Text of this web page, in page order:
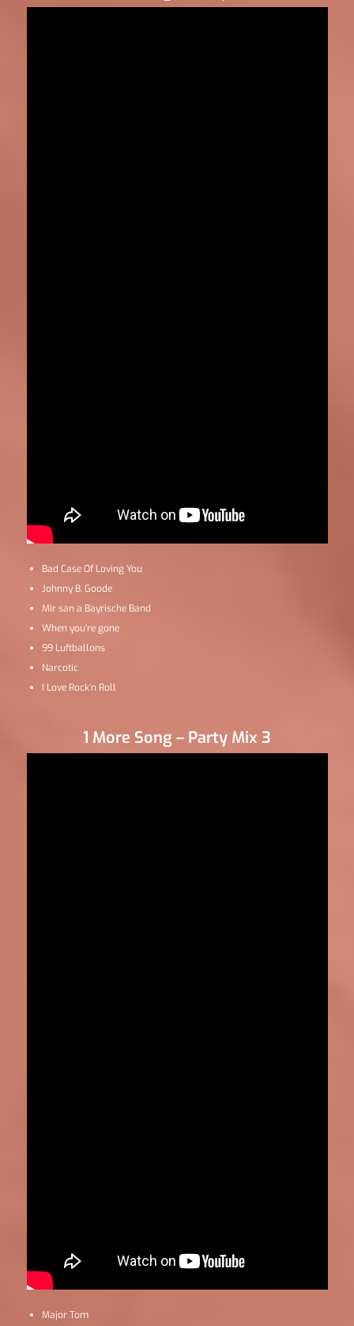
Bad Case Of Loving You
Johnny B. Goode
Mir san a Bayrische Band
When you’re gone
99 Luftballons
Narcotic
I Love Rock’n Roll
1 More Song – Party Mix 3
Major Tom